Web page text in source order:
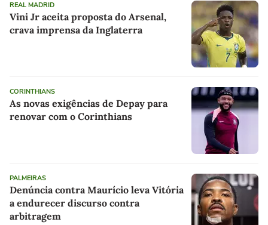
REAL MADRID
Vini Jr aceita proposta do Arsenal,
crava imprensa da Inglaterra
CORINTHIANS
As novas exigências de Depay para
renovar com o Corinthians
PALMEIRAS
Denúncia contra Maurício leva Vitória
a endurecer discurso contra
arbitragem